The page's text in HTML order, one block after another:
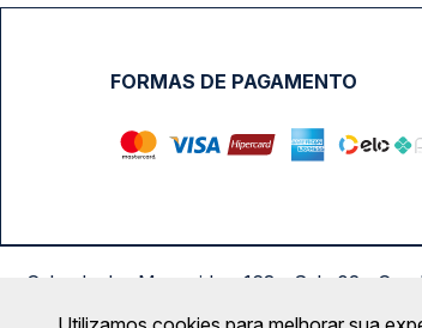
FORMAS DE PAGAMENTO
Calçada das Margaridas, 163 - Sala 02 -